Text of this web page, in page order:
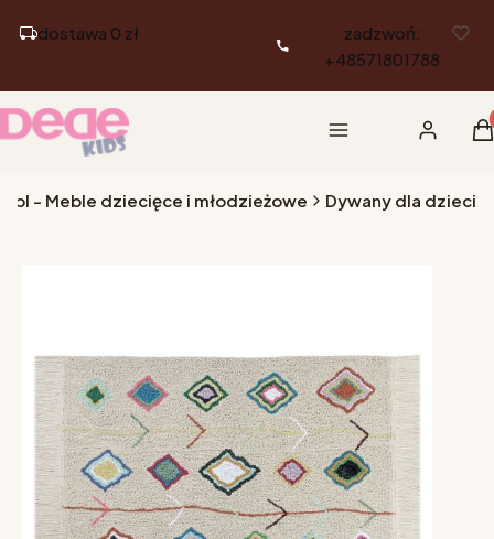
dostawa 0 zł
zadzwoń:
+48571801788
Menu Zaloguj się
- Meble dziecięce i młodzieżowe Dywany dla dzieci